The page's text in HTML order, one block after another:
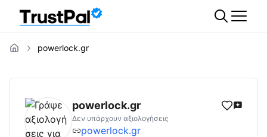
powerlock.gr
powerlock.grΑξιολογήσεις | Δες
powerlock.gr
Δεν υπάρχουν αξιολογήσεις
powerlock.gr